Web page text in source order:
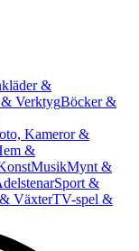
&
VerktygBöcker &
Kameror &
&
MusikMynt &
Sport &
VäxterTV-spel &